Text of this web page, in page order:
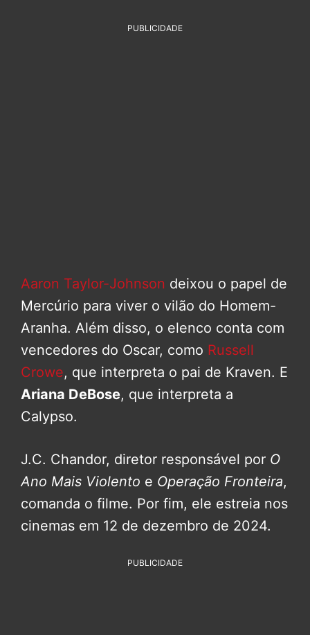
PUBLICIDADE
Aaron Taylor-Johnson deixou o papel de
Mercúrio para viver o vilão do Homem-
Aranha. Além disso, o elenco conta com
vencedores do Oscar, como Russell
Crowe, que interpreta o pai de Kraven. E
Ariana DeBose, que interpreta a
Calypso.
J.C. Chandor, diretor responsável por O
Ano Mais Violento e Operação Fronteira,
comanda o filme. Por fim, ele estreia nos
cinemas em 12 de dezembro de 2024.
PUBLICIDADE